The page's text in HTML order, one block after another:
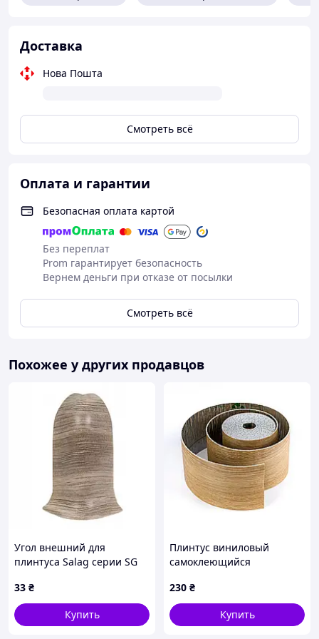
Доставка
Нова Пошта
Смотреть всё
Оплата и гарантии
Безопасная оплата картой
Без переплат
Prom гарантирует безопасность
Вернем деньги при отказе от посылки
Смотреть всё
Похожее у других продавцов
Угол внешний для
плинтуса Salag серии SG
33 ₴
Купить
Плинтус виниловый
самоклеющийся
SW-00002124
230 ₴
Купить